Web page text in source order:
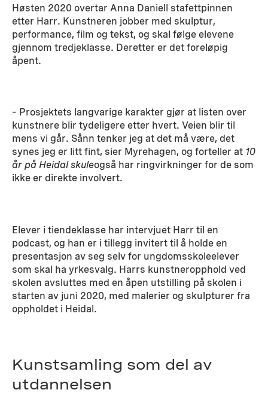
Høsten 2020 overtar Anna Daniell stafettpinnen
etter Harr. Kunstneren jobber med skulptur,
performance, film og tekst, og skal følge elevene
gjennom tredjeklasse. Deretter er det foreløpig
åpent.
– Prosjektets langvarige karakter gjør at listen over
kunstnere blir tydeligere etter hvert. Veien blir til
mens vi går. Sånn tenker jeg at det må være, det
synes jeg er litt fint, sier Myrehagen, og forteller at 10
år på Heidal skuleogså har ringvirkninger for de som
ikke er direkte involvert.
Elever i tiendeklasse har intervjuet Harr til en
podcast, og han er i tillegg invitert til å holde en
presentasjon av seg selv for ungdomsskoleelever
som skal ha yrkesvalg. Harrs kunstneropphold ved
skolen avsluttes med en åpen utstilling på skolen i
starten av juni 2020, med malerier og skulpturer fra
oppholdet i Heidal.
Kunstsamling som del av
utdannelsen